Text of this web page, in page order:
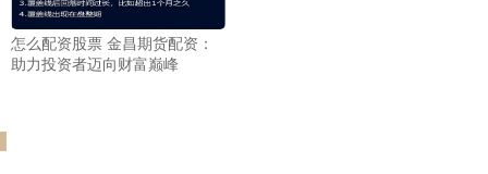
怎么配资股票 金昌期货配资：
助力投资者迈向财富巅峰